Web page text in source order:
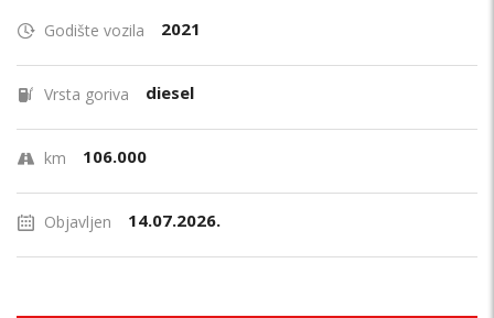
Godište vozila 2021
Vrsta goriva diesel
km 106.000
Objavljen 14.07.2026.